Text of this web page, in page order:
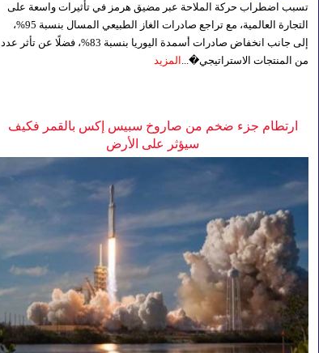
تسبب اضطراب حركة الملاحة عبر مضيق هرمز في تأثيرات واسعة على
التجارة العالمية، مع تراجع صادرات الغاز الطبيعي المسال بنسبة 95%،
إلى جانب انخفاض صادرات أسمدة اليوريا بنسبة 83%، فضلًا عن تأثر عدد
من المنتجات الاستراتيجي�... المزيد
ارتطام جزء ضخم من صاروخ سبيس إكس بالقمر فكيف
سيؤثر على الأرض